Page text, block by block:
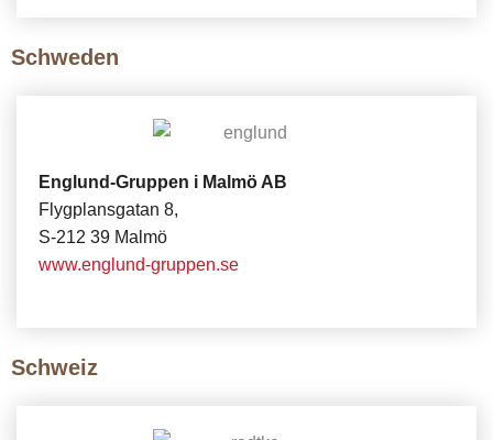
Schweden
Englund-Gruppen i Malmö AB
Flygplansgatan 8,
S-212 39 Malmö
www.englund-gruppen.se
Schweiz